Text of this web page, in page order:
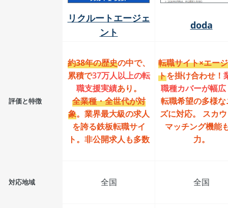
リクルートエージェ
ント
doda
評価と特徴
約38年の歴史の中で、
累積で37万人以上の転
職支援実績あり。
全業種・全世代が対
象。業界最大級の求人
を誇る鉄板転職サイ
ト。非公開求人も多数
転職サイト×エー
トを掛け合わせ！
職種カバーが幅広
転職希望の多様な
ズに対応。 スカ
マッチング機能
力。
対応地域 全国 全国